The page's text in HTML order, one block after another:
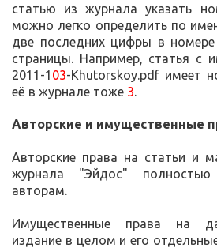
статью из журнала указать
можно легко определить по
две последних цифры в
страницы. Например, статья с
2011-1 03-Khutorskoy.pdf имеет
её в журнале тоже 3.
Авторские и имущественные
Авторские права на статьи и
журнала "Эйдос"
авторам.
Имущественные права на
издание в целом и его